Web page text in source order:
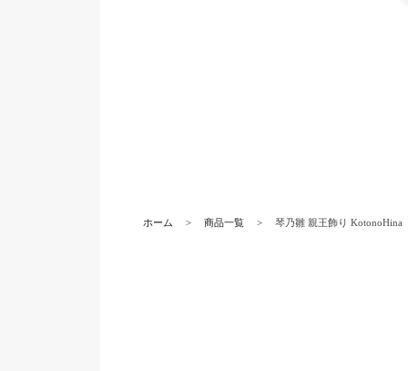
ホーム 商品一覧 琴乃雛 親王飾り KotonoHina